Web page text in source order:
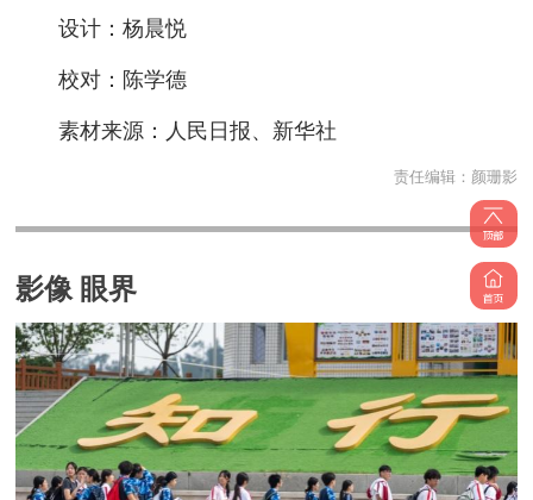
设计：杨晨悦
校对：陈学德
素材来源：人民日报、新华社
责任编辑： 颜珊影
影像 眼界